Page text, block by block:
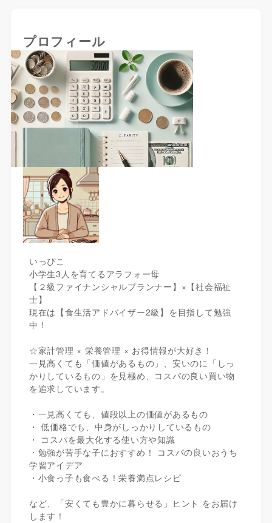
プロフィール
いっぴこ
小学生3人を育てるアラフォー母
【２級ファイナンシャルプランナー】×【社会福祉
士】
現在は【食生活アドバイザー2級】を目指して勉強
中！
☆家計管理 × 栄養管理 × お得情報が大好き！
一見高くても「価値があるもの」、安いのに「しっ
かりしているもの」を見極め、コスパの良い買い物
を追求しています。
・一見高くても、値段以上の価値があるもの
・ 低価格でも、中身がしっかりしているもの
・ コスパを最大化する使い方や知識
・勉強が苦手な子におすすめ！ コスパの良いおうち
学習アイデア
・小食っ子も食べる！栄養満点レシピ
など、「安くても豊かに暮らせる」ヒント をお届け
します！